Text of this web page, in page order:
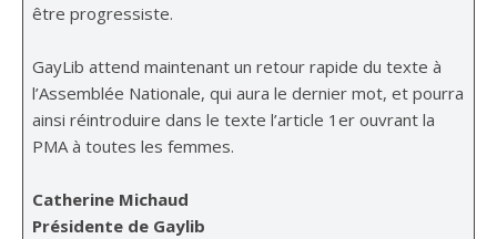
être progressiste.
GayLib attend maintenant un retour rapide du texte à
l’Assemblée Nationale, qui aura le dernier mot, et pourra
ainsi réintroduire dans le texte l’article 1er ouvrant la
PMA à toutes les femmes.
Catherine Michaud
Présidente de Gaylib